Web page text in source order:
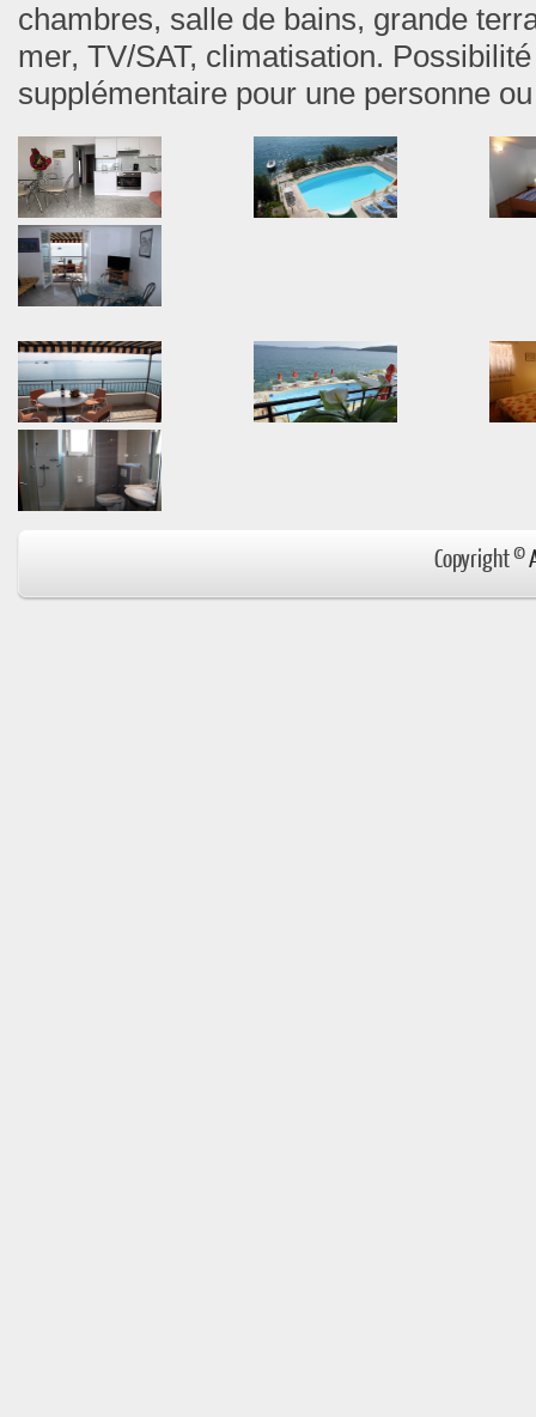
chambres, salle de bains, grande
mer, TV/SAT, climatisation.
supplémentaire pour une personne
Copyright ©